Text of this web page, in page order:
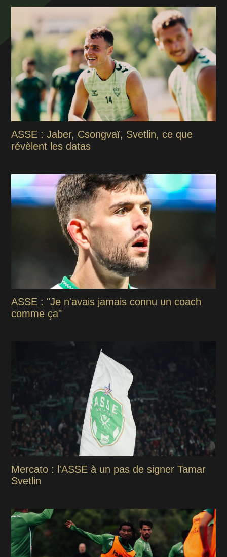
ASSE : Jaber, Csongvaï, Svetlin, ce que
révèlent les datas
ASSE : "Je n'avais jamais connu un coach
comme ça"
Mercato : l'ASSE à un pas de signer Tamar
Svetlin